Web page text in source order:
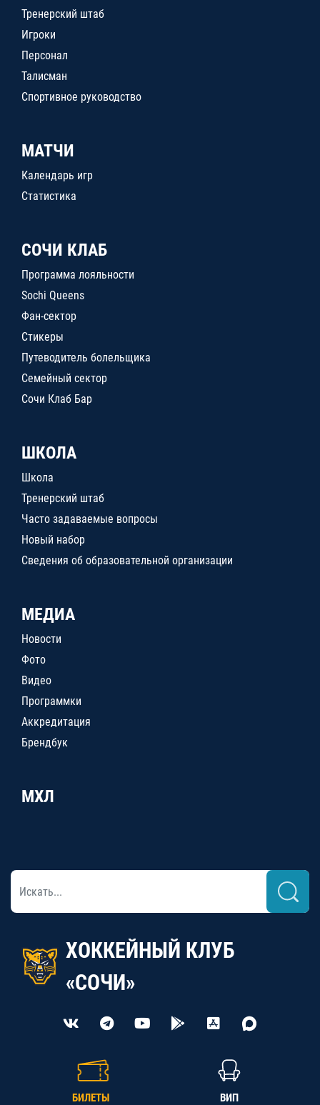
Тренерский штаб
Игроки
Персонал
Талисман
Спортивное руководство
МАТЧИ
Календарь игр
Статистика
СОЧИ КЛАБ
Программа лояльности
Sochi Queens
Фан-сектор
Стикеры
Путеводитель болельщика
Семейный сектор
Сочи Клаб Бар
ШКОЛА
Школа
Тренерский штаб
Часто задаваемые вопросы
Новый набор
Сведения об образовательной организации
МЕДИА
Новости
Фото
Видео
Программки
Аккредитация
Брендбук
МХЛ
ХОККЕЙНЫЙ КЛУБ
«СОЧИ»
БИЛЕТЫ ВИП